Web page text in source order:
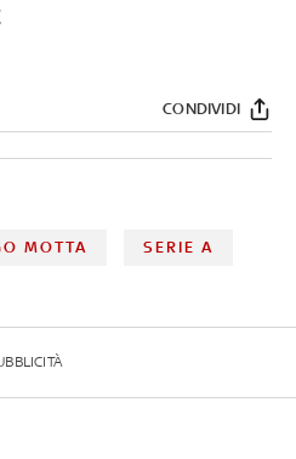
CONDIVIDI
MOTTA SERIE A